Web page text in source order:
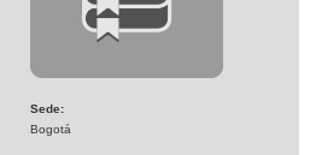
Sede:
Bogotá